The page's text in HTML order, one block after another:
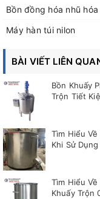
Bồn đồng hóa nhũ hóa
Máy hàn túi nilon
BÀI VIẾT LIÊN
Bồn Khuấy
Trộn Tiết
Tìm Hiểu
Khi Sử
Tìm Hiểu
Khuấy Trộn